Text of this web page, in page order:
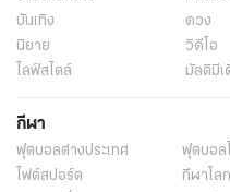
บันเทิง
ดวง
นิยาย
วิดีโอ
ไลฟ์สไตล์
มัลติมีเ
กีฬา
ฟุตบอลต่่างประเทศ ฟุตบอล
ไฟต์สปอร์ต
กีฬาโลก